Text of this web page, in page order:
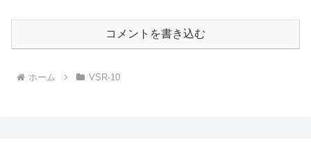
コメントを書き込む
ホーム VSR-10